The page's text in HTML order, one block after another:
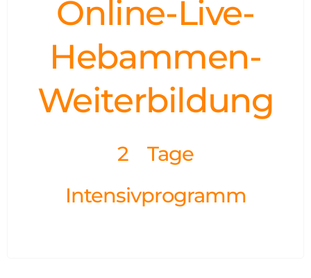
Online-Live-
Hebammen-
Weiterbildung
2 Tage
Intensivprogramm